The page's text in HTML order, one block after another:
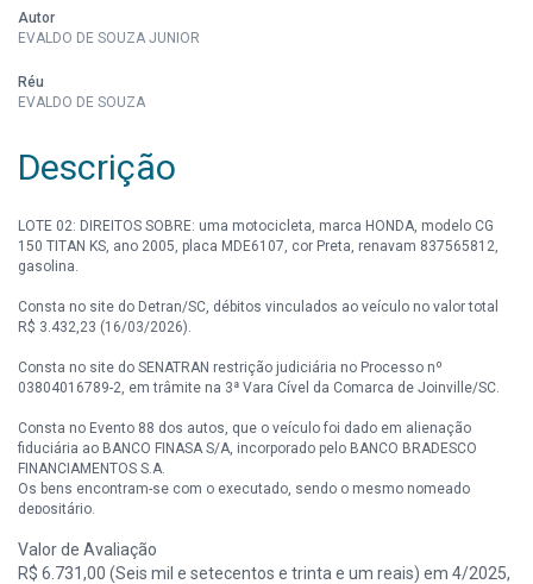
Autor
EVALDO DE SOUZA JUNIOR
Réu
EVALDO DE SOUZA
Descrição
LOTE 02: DIREITOS SOBRE: uma motocicleta, marca HONDA, modelo CG
150 TITAN KS, ano 2005, placa MDE6107, cor Preta, renavam 837565812,
gasolina.
Consta no site do Detran/SC, débitos vinculados ao veículo no valor total
R$ 3.432,23 (16/03/2026).
Consta no site do SENATRAN restrição judiciária no Processo nº
03804016789-2, em trâmite na 3ª Vara Cível da Comarca de Joinville/SC.
Consta no Evento 88 dos autos, que o veículo foi dado em alienação
fiduciária ao BANCO FINASA S/A, incorporado pelo BANCO BRADESCO
FINANCIAMENTOS S.A.
Os bens encontram-se com o executado, sendo o mesmo nomeado
depositário.
Valor de Avaliação
R$ 6.731,00 (Seis mil e setecentos e trinta e um reais) em 4/2025,